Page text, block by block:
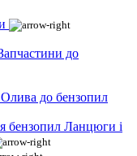
до
Олива до бензопил
Ланцюги і